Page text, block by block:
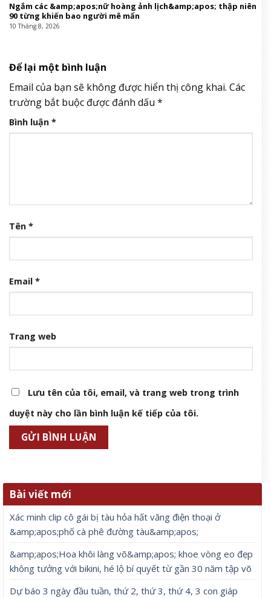
Ngắm các &amp;apos;nữ hoàng ảnh lịch&amp;apos; thập niên
90 từng khiến bao người mê mẩn
10 Tháng 8, 2026
Để lại một bình luận
Email của bạn sẽ không được hiển thị công khai. Các
trường bắt buộc được đánh dấu *
Bình luận *
Tên *
Email *
Trang web
Lưu tên của tôi, email, và trang web trong trình
duyệt này cho lần bình luận kế tiếp của tôi.
Bài viết mới
Xác minh clip cô gái bị tàu hỏa hất văng điện thoại ở
&amp;apos;phố cà phê đường tàu&amp;apos;
&amp;apos;Hoa khôi làng võ&amp;apos; khoe vòng eo đẹp
không tưởng với bikini, hé lộ bí quyết từ gần 30 năm tập võ
Dự báo 3 ngày đầu tuần, thứ 2, thứ 3, thứ 4, 3 con giáp